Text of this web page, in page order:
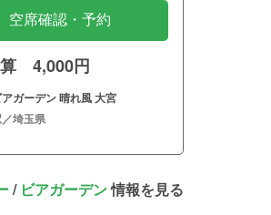
空席確認・予約
4,000円
ガーデン 晴れ風 大宮
埼玉県
/ ビアガーデン情報を見る